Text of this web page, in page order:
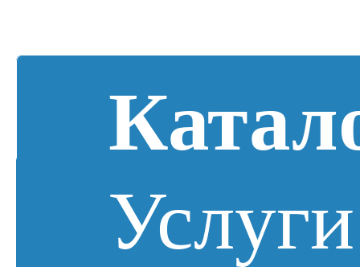
Услуги